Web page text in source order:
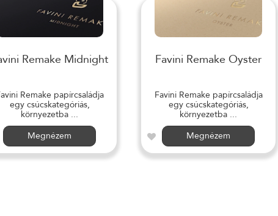
Remake Midnight
Remake papírcsaládja
egy csúcskategóriás,
környezetba ...
Megnézem
Favini Remake Oyster
Favini Remake papírcsaládja
egy csúcskategóriás,
környezetba ...
Megnézem